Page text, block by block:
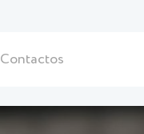
Contactos